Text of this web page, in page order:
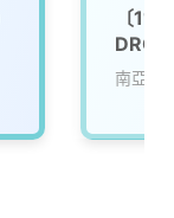
〔
DRC/
南亞科